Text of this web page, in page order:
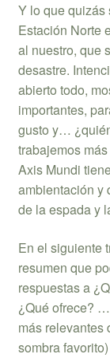
Y lo que quizás
Estación Norte
al nuestro, que
desastre.
abierto todo,
importantes,
gusto y…
trabajemos
Axis Mundi
ambientación y
de la espada y
En el siguiente
resumen que
respuestas a
¿Qué ofrece?
más relevantes
sombra